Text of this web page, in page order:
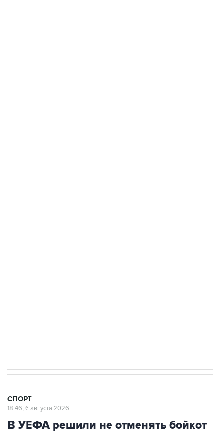
СПОРТ
18:46, 6 августа 2026
В УЕФА решили не отменять бойкот